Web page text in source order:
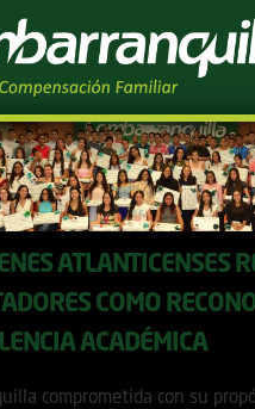
de País
ATLANTICENSES
COMO
ACADÉMICA
comprometida con su